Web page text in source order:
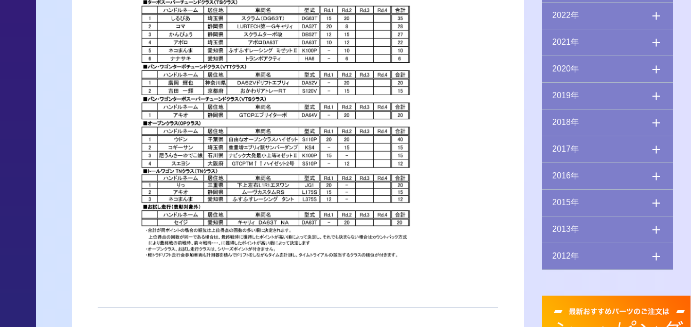
2022年
2021年
2020年
2019年
2018年
2017年
2016年
2015年
2013年
2012年